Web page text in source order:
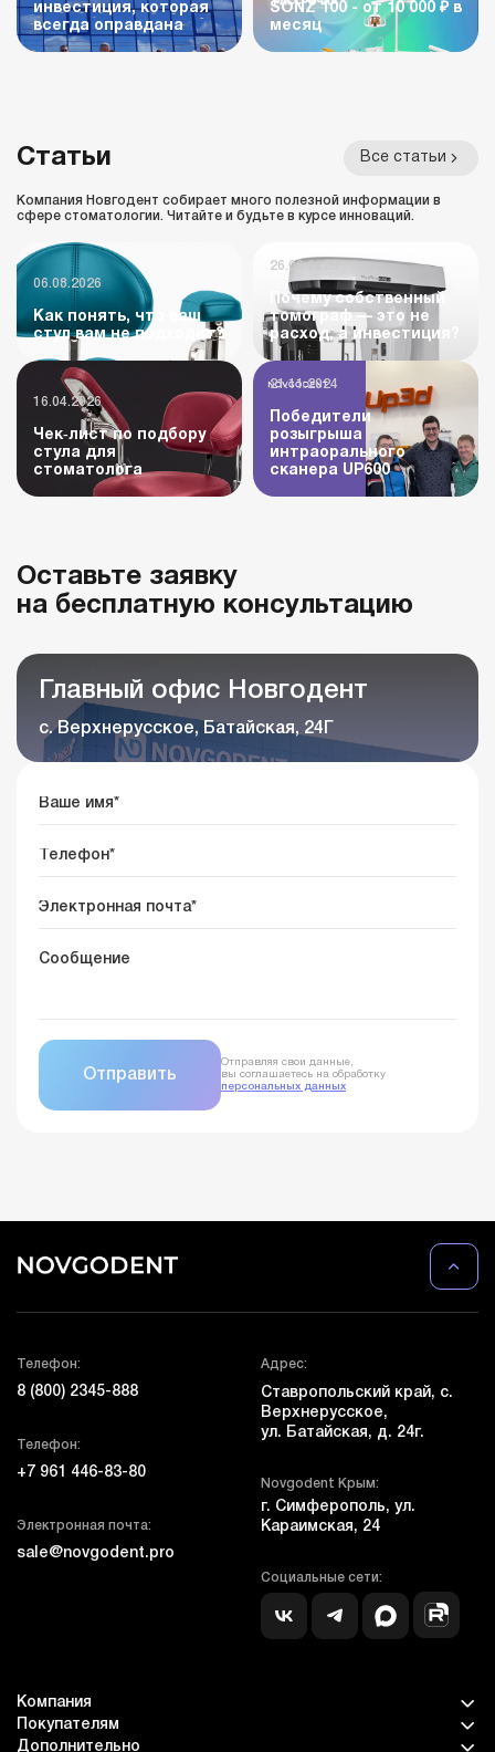
инвестиция, которая
всегда оправдана
SONZ 100 - от 10 000 ₽ в
месяц
Статьи
Компания Новгодент собирает много полезной информации в
сфере стоматологии. Читайте и будьте в курсе инноваций.
Все статьи
06.08.2026
Как понять, что ваш
стул вам не подходит?
26.06.2026
Почему собственный
томограф — это не
расход, а инвестиция?
16.04.2026
Чек‑лист по подбору
стула для
стоматолога
21.11.2024
Победители
розыгрыша
интраорального
сканера UP600
Оставьте заявку
на бесплатную консультацию
Отправляя свои данные,
вы соглашаетесь на обработку
персональных данных
Главный офис Новгодент
с. Верхнерусское, Батайская, 24Г
Телефон:
8 (800) 2345-888
Телефон:
+7 961 446-83-80
Электронная почта:
sale@novgodent.pro
Адрес:
Ставропольский край, с.
Верхнерусское,
ул. Батайская, д. 24г.
Novgodent Крым:
г. Симферополь, ул.
Караимская, 24
Социальные сети:
Компания
Покупателям
Дополнительно